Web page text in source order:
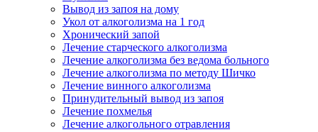
Вывод из запоя на дому
Укол от алкоголизма на 1 год
Хронический запой
Лечение старческого алкоголизма
Лечение алкоголизма без ведома больного
Лечение алкоголизма по методу Шичко
Лечение винного алкоголизма
Принудительный вывод из запоя
Лечение похмелья
Лечение алкогольного отравления